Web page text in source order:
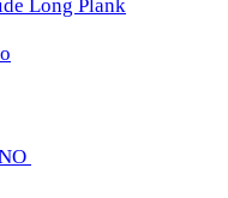
Long Plank